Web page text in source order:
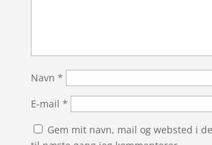
Navn *
E-mail *
Gem mit navn, mail og websted i